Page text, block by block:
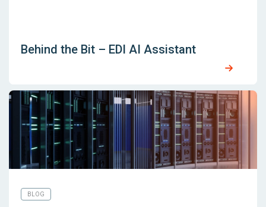
Behind the Bit – EDI AI Assistant
BLOG